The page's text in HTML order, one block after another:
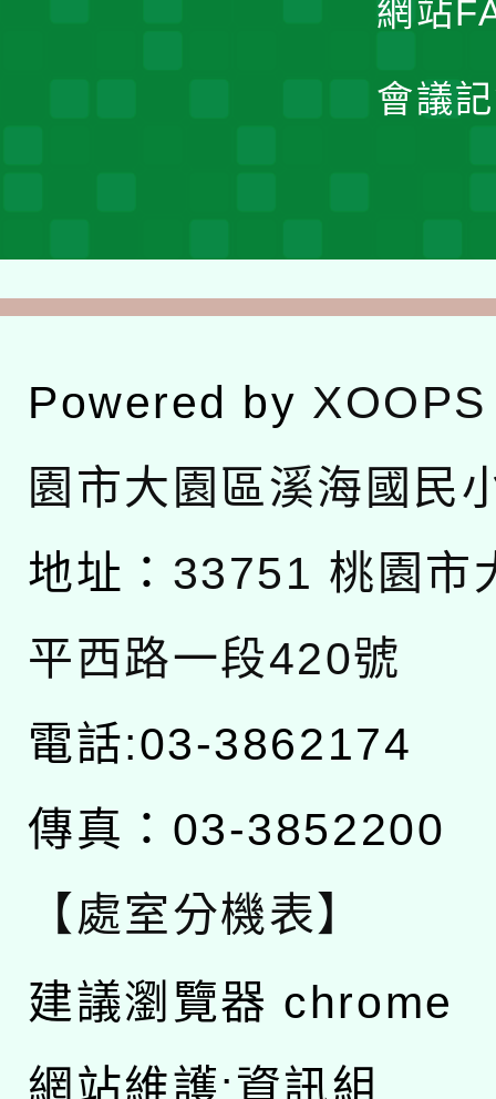
網站
會議
Powered by XOOPS
園市大園區溪海國民
地址： 33751 桃園市
平西路一段420號
電話:03-3862174
傳真：03-3852200
【處室分機表】
建議瀏覽器 chrome
網站維護:資訊組